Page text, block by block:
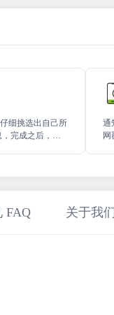
细挑选出自己所
完成之后，点
通
网
FAQ 关于我